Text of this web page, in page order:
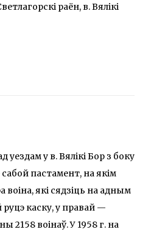
раён, в. Вялікі
уездам у в. Вялікі Бор з боку
сабой пастамент, на якім
які сядзіць на адным
руцэ каску, у правай —
2158 воінаў. У 1958 г. на